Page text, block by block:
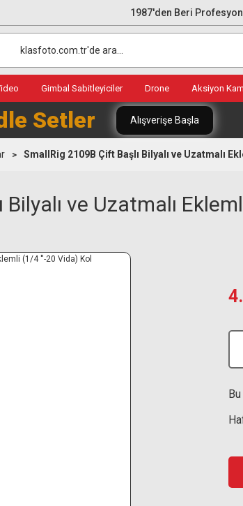
1987'den Beri
Gimbal Sabitleyiciler Drone Aksiyon
Setler Alışverişe Başla
SmallRig 2109B Çift Başlı Bilyalı ve Uzatmalı
ve Uzatmalı